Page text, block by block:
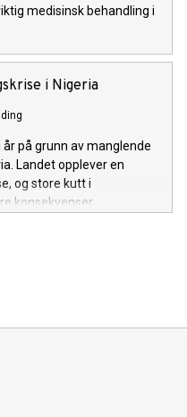
medisinsk behandling i
i Nigeria
på grunn av manglende
Landet opplever en
og store kutt i
konsekvenser.